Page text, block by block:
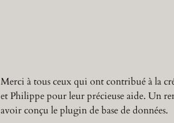
Merci à tous ceux qui ont contribué à la
et Philippe pour leur précieuse aide. Un
avoir conçu le plugin de base de données.